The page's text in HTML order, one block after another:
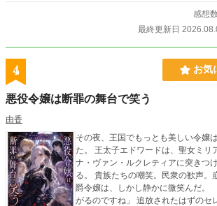
感想
最終更新日
4 お気
悪役令嬢は断罪の舞台で笑う
由香
その夜、王国でもっとも美しい令嬢
た。 王太子エドワードは、聖女ミリアを害した罪をセレー
ナ・ヴァン・ルクレティアに突きつ
る。 貴族たちの嘲笑。民衆の歓声。
爵令嬢は、しかし静かに微笑んだ。 「ええ、ようやく幕が上
がるのですね」 追放されたはずのセレーナには、誰も知らな